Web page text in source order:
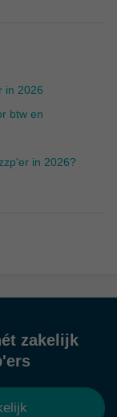
in 2026
btw en
in 2026?
zakelijk